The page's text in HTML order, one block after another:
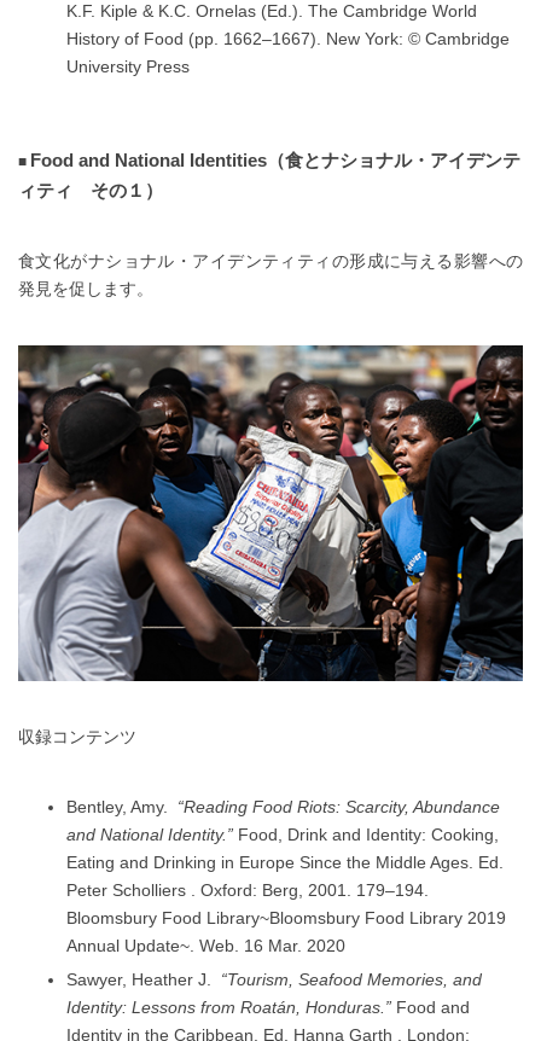
K.F. Kiple & K.C. Ornelas (Ed.). The Cambridge World
History of Food (pp. 1662–1667). New York: © Cambridge
University Press
Food and National Identities（食とナショナル・アイデンテ
ィティ その１）
食文化がナショナル・アイデンティティの形成に与える影響への
発見を促します。
収録コンテンツ
Bentley, Amy.
“Reading Food Riots: Scarcity, Abundance
and National Identity.” Food, Drink and Identity: Cooking,
Eating and Drinking in Europe Since the Middle Ages. Ed.
Peter Scholliers . Oxford: Berg, 2001. 179–194.
Bloomsbury Food Library~Bloomsbury Food Library 2019
Annual Update~. Web. 16 Mar. 2020
Sawyer, Heather J. “Tourism, Seafood Memories, and
Identity: Lessons from Roatán, Honduras.” Food and
Identity in the Caribbean. Ed. Hanna Garth . London: